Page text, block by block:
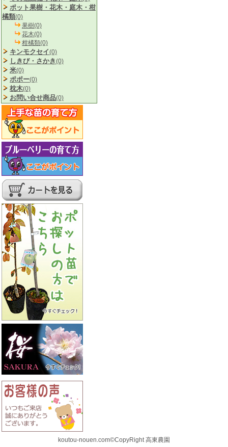
ポット果樹・花木・庭木・柑
橘類(0)
果樹(0)
花木(0)
柑橘類(0)
キンモクセイ(0)
しきび・さかき(0)
米(0)
ポポー(0)
枕木(0)
お問い合せ商品(0)
koutou-nouen.com©CopyRight 高東農園